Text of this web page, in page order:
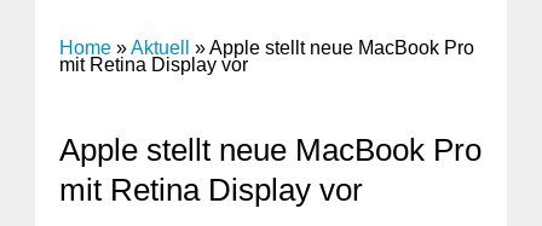
Home »Aktuell »Apple stellt neue MacBook Pro
mit Retina Display vor
Apple stellt neue MacBook Pro
mit Retina Display vor